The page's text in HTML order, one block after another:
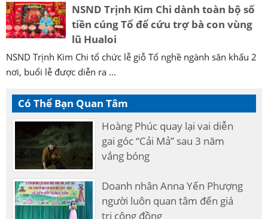
NSND Trịnh Kim Chi dành toàn bộ số
tiền cúng Tổ để cứu trợ bà con vùng
lũ Hualoi
NSND Trịnh Kim Chi tổ chức lễ giỗ Tổ nghề ngành sân khấu 2
nơi, buổi lễ được diễn ra ...
Có Thể Bạn Quan Tâm
Hoàng Phúc quay lại vai diễn
gai góc “Cải Mả” sau 3 năm
vắng bóng
Doanh nhân Anna Yến Phượng
người luôn quan tâm đến giá
trị cộng đồng